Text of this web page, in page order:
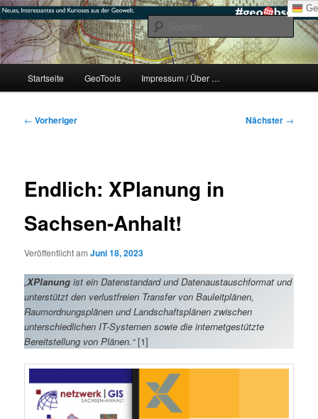
Zum
primären
Inhalt
springen#geoObserver
mikeE's GeoBlog
Startseite GeoTools Impressum / Über …
Beitragsnavigation
← Vorheriger Nächster →
Endlich: XPlanung in
Sachsen-Anhalt!
Veröffentlicht amJuni 18, 2023
„XPlanung ist ein Datenstandard und Datenaustauschformat und
unterstützt den verlustfreien Transfer von Bauleitplänen,
Raumordnungsplänen und Landschaftsplänen zwischen
unterschiedlichen IT-Systemen sowie die internetgestützte
Bereitstellung von Plänen.“[1]